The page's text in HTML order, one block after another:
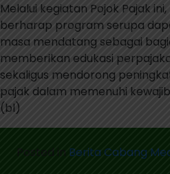
Melalui kegiatan Pojok Pajak
berharap program serupa
masa mendatang sebagai
memberikan edukasi
sekaligus mendorong
pajak dalam memenuhi
(bl)
Posted in Berita Cabang